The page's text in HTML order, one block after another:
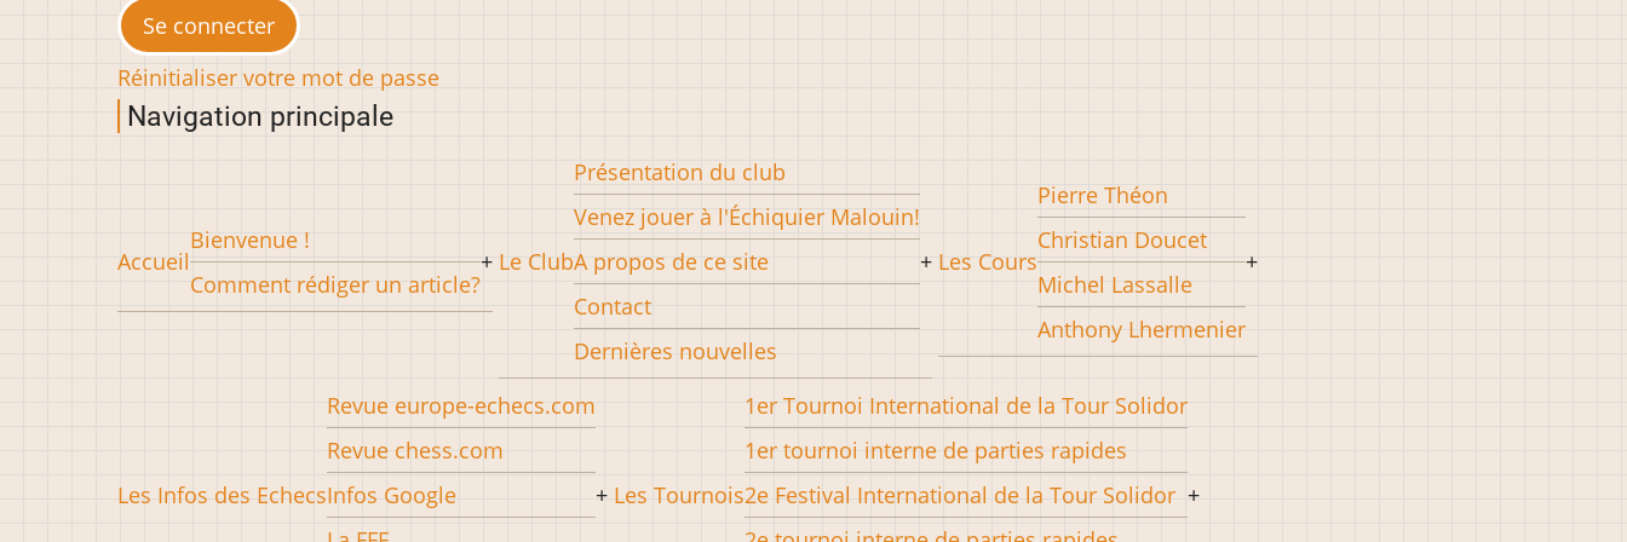
Réinitialiser votre mot de passe
Navigation principale
Accueil
Bienvenue !
Comment rédiger un article?
Le Club
Présentation du club
Venez jouer à l'Échiquier Malouin!
A propos de ce site
Contact
Dernières nouvelles
Les Cours
Pierre Théon
Christian Doucet
Michel Lassalle
Anthony Lhermenier
Les Infos des Echecs
Revue europe-echecs.com
Revue chess.com
Infos Google
Les Tournois
1er Tournoi International de la Tour Solidor
1er tournoi interne de parties rapides
2e Festival International de la Tour Solidor